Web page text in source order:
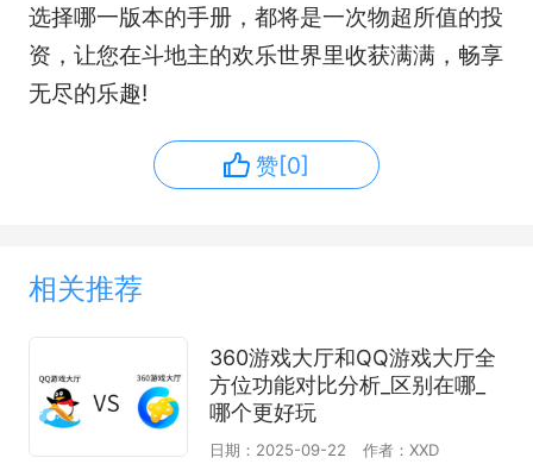
选择哪一版本的手册，都将是一次物超所值的投
资，让您在斗地主的欢乐世界里收获满满，畅享
无尽的乐趣!
赞[0]
相关推荐
360游戏大厅和QQ游戏大厅全
方位功能对比分析_区别在哪_
哪个更好玩
日期：2025-09-22 作者：XXD